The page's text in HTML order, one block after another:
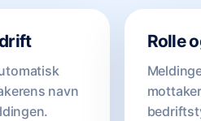
navn
Rolle